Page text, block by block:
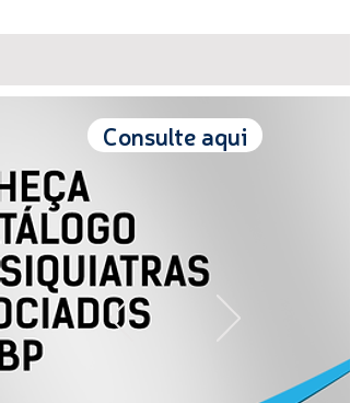
Consulte aqui